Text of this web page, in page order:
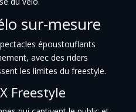
sur-mesure
époustouflants
avec des riders
les limites du freestyle.
Freestyle